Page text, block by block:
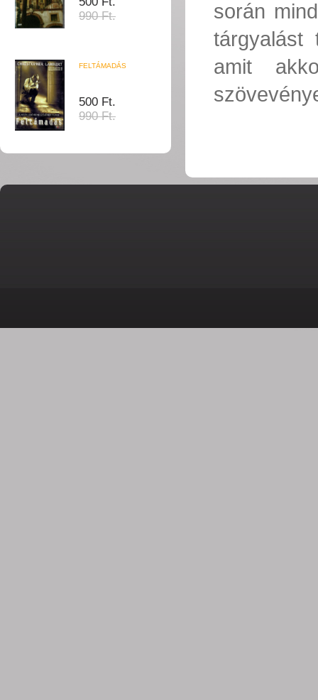
990 Ft.
FELTÁMADÁS
500 Ft.
990 Ft.
során
tárgyalást
amit